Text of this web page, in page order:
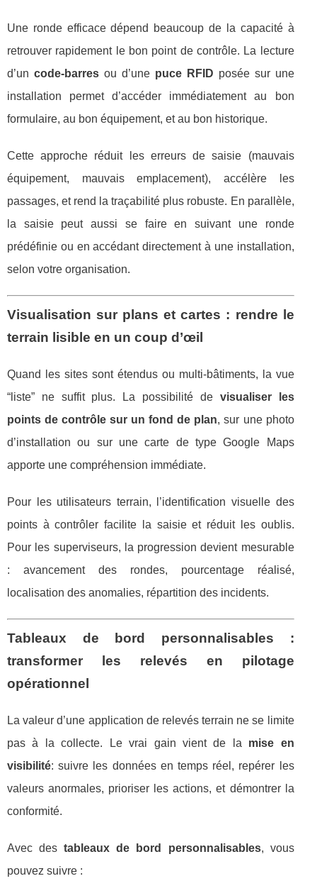
Une ronde efficace dépend beaucoup de la capacité à
retrouver rapidement le bon point de contrôle. La lecture
d’un code-barresou d’une puce RFID posée sur une
installation permet d’accéder immédiatement au bon
formulaire, au bon équipement, et au bon historique.
Cette approche réduit les erreurs de saisie (mauvais
équipement, mauvais emplacement), accélère les
passages, et rend la traçabilité plus robuste. En parallèle,
la saisie peut aussi se faire en suivant une ronde
prédéfinie ou en accédant directement à une installation,
selon votre organisation.
Visualisation sur plans et cartes : rendre le
terrain lisible en un coup d’œil
Quand les sites sont étendus ou multi-bâtiments, la vue
“liste” ne suffit plus. La possibilité de visualiser les
points de contrôle sur un fond de plan, sur une photo
d’installation ou sur une carte de type Google Maps
apporte une compréhension immédiate.
Pour les utilisateurs terrain, l’identification visuelle des
points à contrôler facilite la saisie et réduit les oublis.
Pour les superviseurs, la progression devient mesurable
: avancement des rondes, pourcentage réalisé,
localisation des anomalies, répartition des incidents.
Tableaux de bord personnalisables :
transformer les relevés en pilotage
opérationnel
La valeur d’une application de relevés terrain ne se limite
pas à la collecte. Le vrai gain vient de la mise en
visibilité: suivre les données en temps réel, repérer les
valeurs anormales, prioriser les actions, et démontrer la
conformité.
Avec destableaux de bord personnalisables, vous
pouvez suivre :